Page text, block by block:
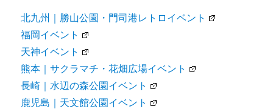
北九州｜勝山公園・門司港レトロイベント
福岡イベント
天神イベント
熊本｜サクラマチ・花畑広場イベント
長崎｜水辺の森公園イベント
鹿児島｜天文館公園イベント